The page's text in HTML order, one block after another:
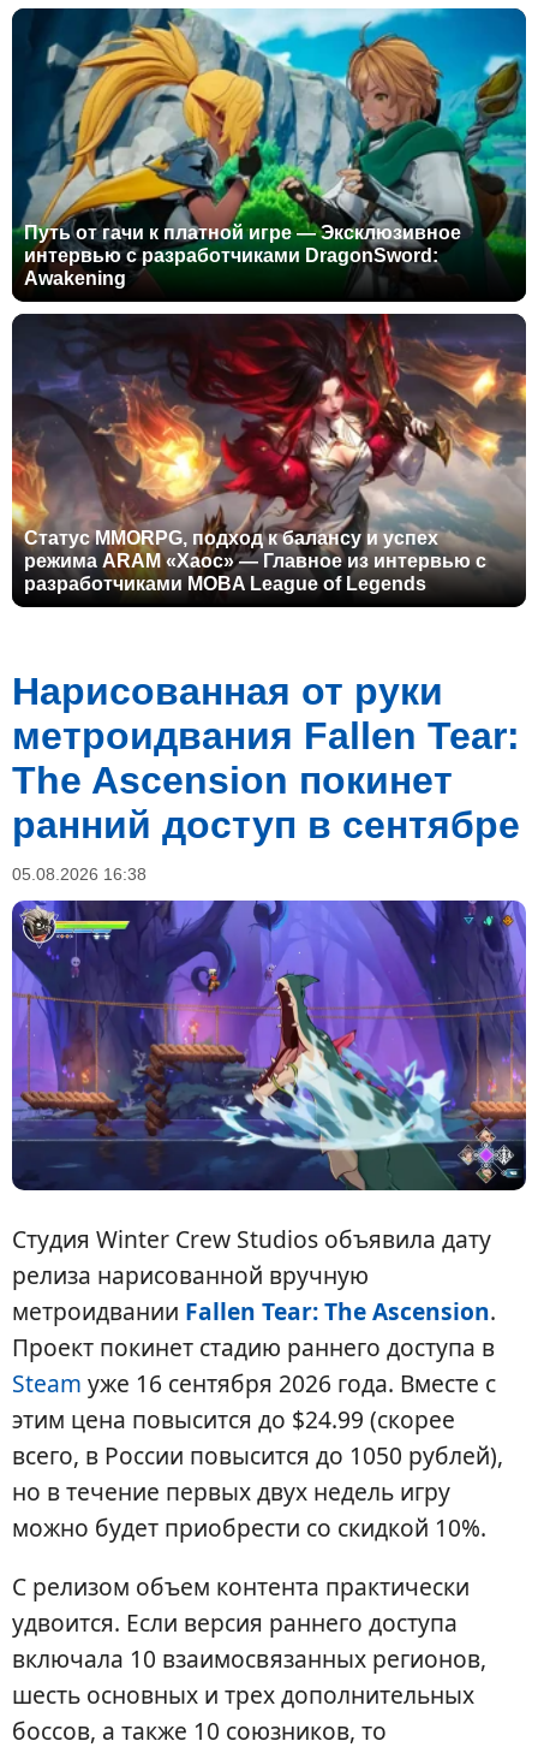
Путь от гачи к платной игре — Эксклюзивное
интервью с разработчиками DragonSword:
Awakening
Статус MMORPG, подход к балансу и успех
режима ARAM «Хаос» — Главное из интервью с
разработчиками MOBA League of Legends
Нарисованная от руки
метроидвания Fallen Tear:
The Ascension покинет
ранний доступ в сентябре
05.08.2026 16:38
Студия Winter Crew Studios объявила дату
релиза нарисованной вручную
метроидвании Fallen Tear: The Ascension.
Проект покинет стадию раннего доступа в
Steam уже 16 сентября 2026 года. Вместе с
этим цена повысится до $24.99 (скорее
всего, в России повысится до 1050 рублей),
но в течение первых двух недель игру
можно будет приобрести со скидкой 10%.
С релизом объем контента практически
удвоится. Если версия раннего доступа
включала 10 взаимосвязанных регионов,
шесть основных и трех дополнительных
боссов, а также 10 союзников, то